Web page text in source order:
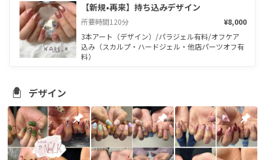
【新規•再来】持ち込みデザイン
所要時間120分
¥8,000
3本アート（デザイン）/パラジェル有料/オフケア
込み（スカルプ・ハードジェル・他店パーツオフ有
料）
デザイン